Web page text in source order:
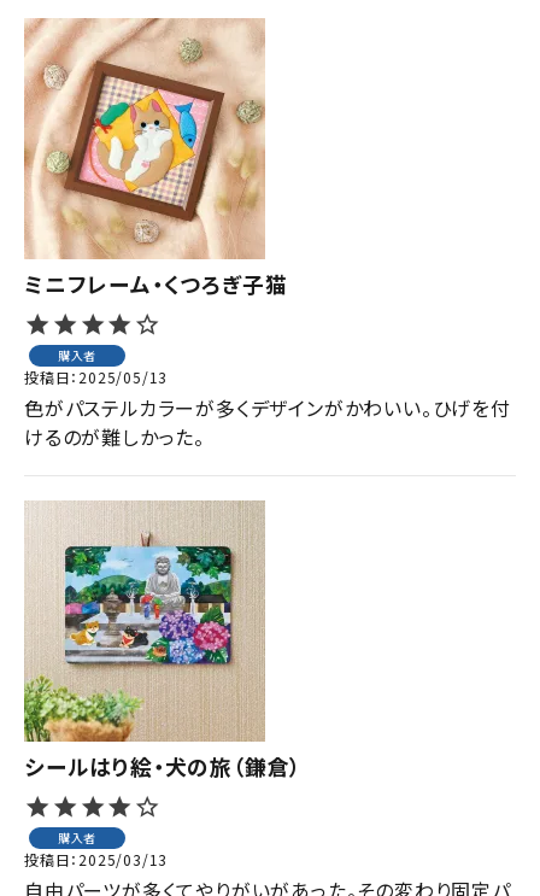
ミニフレーム・くつろぎ子猫
購入者
投稿日 2025/05/13
色がパステルカラーが多くデザインがかわいい。ひげを付
けるのが難しかった。
シールはり絵・犬の旅（鎌倉）
購入者
投稿日 2025/03/13
自由パーツが多くてやりがいがあった。その変わり固定パ